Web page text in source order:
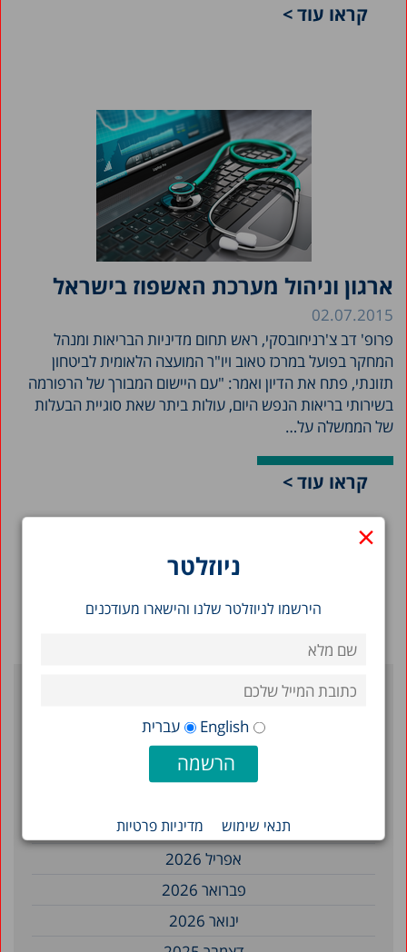
×
ניוזלטר
הירשמו לניוזלטר שלנו והישארו מעודכנים
English עברית
תנאי שימוש מדיניות פרטיות
קראו עוד >
ארגון וניהול מערכת האשפוז בישראל
02.07.2015
פרופ' דב צ'רניחובסקי, ראש תחום מדיניות הבריאות ומנהל
המחקר בפועל במרכז טאוב ויו"ר המועצה הלאומית לביטחון
תזונתי, פתח את הדיון ואמר: "עם היישום המבורך של הרפורמה
בשירותי בריאות הנפש היום, עולות ביתר שאת סוגיית הבעלות
של הממשלה על…
קראו עוד >
יולי 2026
מאי 2026
אפריל 2026
פברואר 2026
ינואר 2026